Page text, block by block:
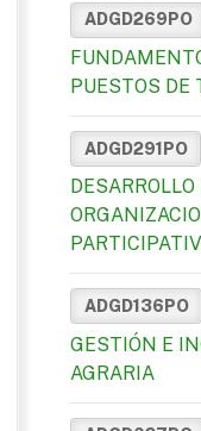
ADGD269PO
PUESTOS DE
ADGD291PO
ADGD136PO
GESTIÓN E
AGRARIA